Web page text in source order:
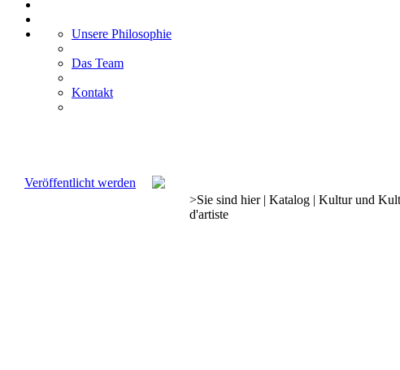
Unsere Philosophie
Das Team
Kontakt
Veröffentlicht werden
>Sie sind hier| Katalog | Kultur und
d'artiste